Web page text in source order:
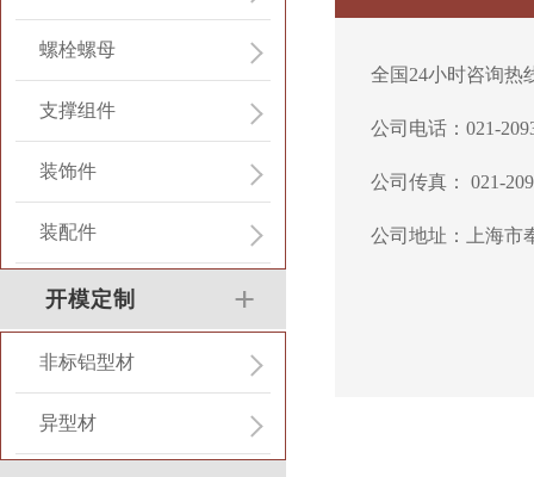
螺栓螺母
支撑组件
装饰件
装配件
开模定制
非标铝型材
异型材
全国24小时咨询热
公司电话：021-
公司传真： 021-
公司地址：上海市